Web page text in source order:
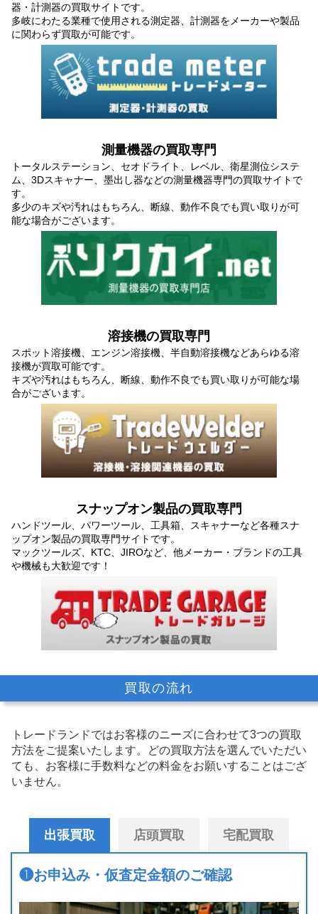
器・計測器の買取サイトです。
多岐にわたる業種で使用される測定器、計測器をメーカーや製品
に関わらず買取が可能です。
測量機器の買取専門
トータルステーション、セオドライト、レベル、衛星測位システ
ム、3Dスキャナー、墨出し器などの測量機器専門の買取サイトで
す。
多少のキズや汚れはもちろん、断線、動作不良でも買い取りが可
能な場合がございます。
溶接機の買取専門
スポット溶接機、エンジン溶接機、半自動溶接機などあらゆる溶
接機が買取可能です。
キズや汚れはもちろん、断線、動作不良でも買い取りが可能な場
合がございます。
スナップオン製品の買取専門
ハンドツール、パワーツール、工具箱、スキャナーなど各種スナ
ップオン製品の買取専門サイトです。
マックツールズ、KTC、JIROなど、他メーカー・ブランドの工具
や機械も大歓迎です！
買取の流れ
トレードランドではお客様のニーズに合わせて3つの買取
方法をご提案いたします。
どの買取方法を選んでいただい
ても、お客様に手数料などの料金をお願いすることはござ
いません。
出張買取 店頭買取 宅配買取
❶お申込み・仮査定金額のご確認